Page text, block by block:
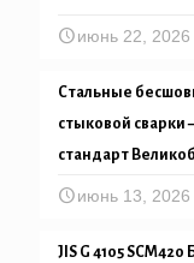
июнь 22, 2026
Стальные
стыковой сварки
стандарт
июнь 13, 2026
JIS G 4105